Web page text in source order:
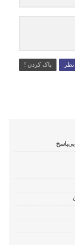
پاک کردن !